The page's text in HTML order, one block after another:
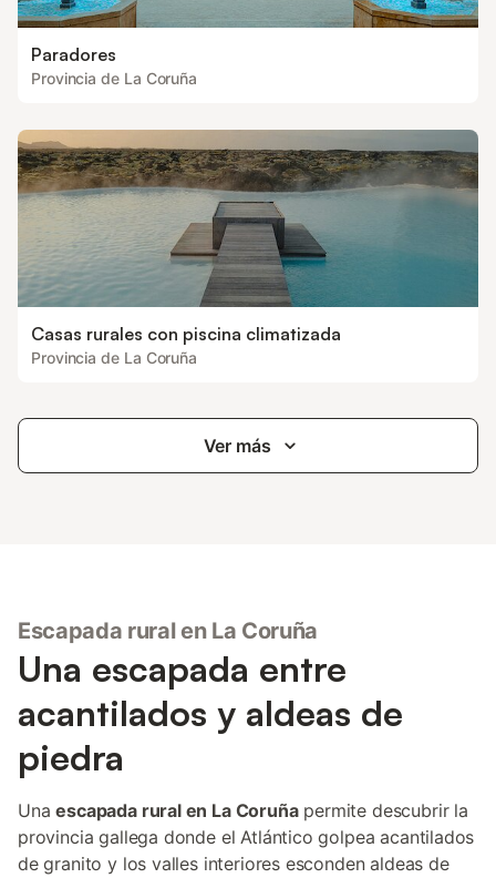
Paradores
Provincia de La Coruña
Casas rurales con piscina climatizada
Provincia de La Coruña
Ver más
Escapada rural en La Coruña
Una escapada entre
acantilados y aldeas de
piedra
Unaescapada rural en La Coruñapermite descubrir la
provincia gallega donde el Atlántico golpea acantilados
de granito y los valles interiores esconden aldeas de